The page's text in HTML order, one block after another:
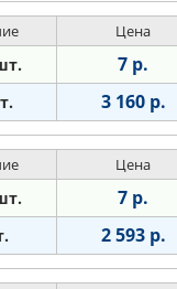
Цена
7 р.
3 160 р.
Цена
7 р.
2 593 р.